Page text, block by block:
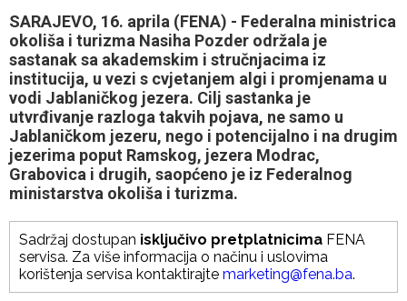
SARAJEVO, 16. aprila (FENA) - Federalna ministrica
okoliša i turizma Nasiha Pozder održala je
sastanak sa akademskim i stručnjacima iz
institucija, u vezi s cvjetanjem algi i promjenama u
vodi Jablaničkog jezera. Cilj sastanka je
utvrđivanje razloga takvih pojava, ne samo u
Jablaničkom jezeru, nego i potencijalno i na drugim
jezerima poput Ramskog, jezera Modrac,
Grabovica i drugih, saopćeno je iz Federalnog
ministarstva okoliša i turizma.
Sadržaj dostupan isključivo pretplatnicima FENA
servisa. Za više informacija o načinu i uslovima
korištenja servisa kontaktirajte marketing@fena.ba.